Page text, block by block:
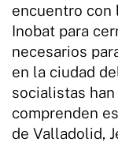
encuentro con
Inobat para
necesarios
en la ciudad
socialistas
comprenden
de Valladolid,